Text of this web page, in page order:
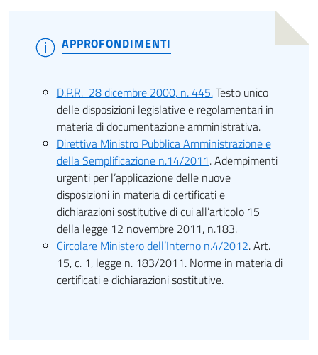
APPROFONDIMENTI
D.P.R. 28 dicembre 2000, n. 445.Testo unico
delle disposizioni legislative e regolamentari in
materia di documentazione amministrativa.
Direttiva Ministro Pubblica Amministrazione e
della Semplificazione n.14/2011. Adempimenti
urgenti per l’applicazione delle nuove
disposizioni in materia di certificati e
dichiarazioni sostitutive di cui all’articolo 15
della legge 12 novembre 2011, n.183.
Circolare Ministero dell’Interno n.4/2012. Art.
15, c. 1, legge n. 183/2011. Norme in materia di
certificati e dichiarazioni sostitutive.